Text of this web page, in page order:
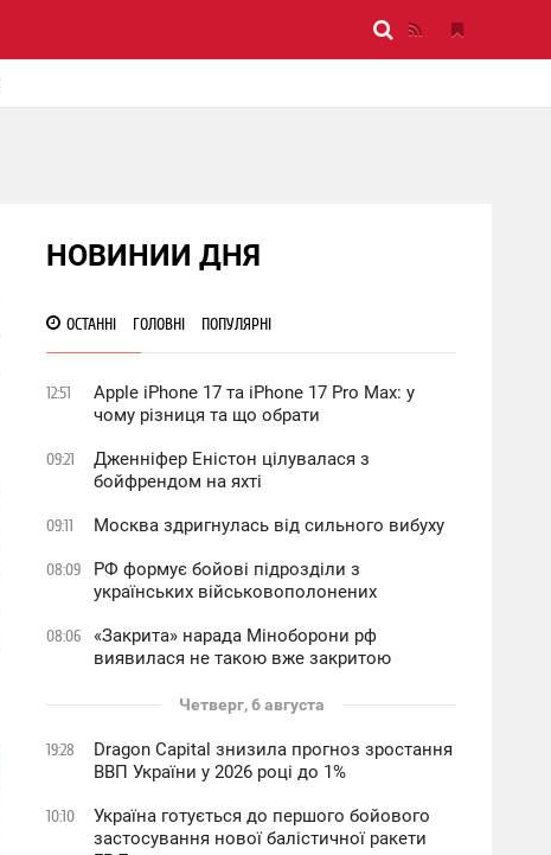
НОВИНИИ ДНЯ
ОСТАННІ ГОЛОВНІ ПОПУЛЯРНІ
12:51
Apple iPhone 17 та iPhone 17 Pro Max: у
чому різниця та що обрати
09:21
Дженніфер Еністон цілувалася з
бойфрендом на яхті
09:11 Москва здригнулась від сильного вибуху
08:09
РФ формує бойові підрозділи з
українських військовополонених
08:06
«Закрита» нарада Міноборони рф
виявилася не такою вже закритою
Четверг, 6 августа
19:28
Dragon Capital знизила прогноз зростання
ВВП України у 2026 році до 1%
10:10
Україна готується до першого бойового
застосування нової балістичної ракети